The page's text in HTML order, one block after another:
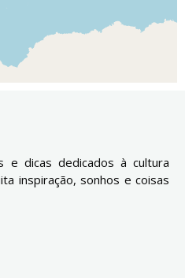
e dicas dedicados à cultura
inspiração, sonhos e coisas